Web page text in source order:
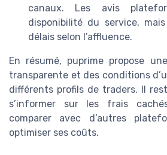
canaux. Les avis
disponibilité du service,
délais selon l’affluence.
En résumé, puprime propose
transparente et des conditions
différents profils de traders. Il
s’informer sur les frais
comparer avec d’autres
optimiser ses coûts.